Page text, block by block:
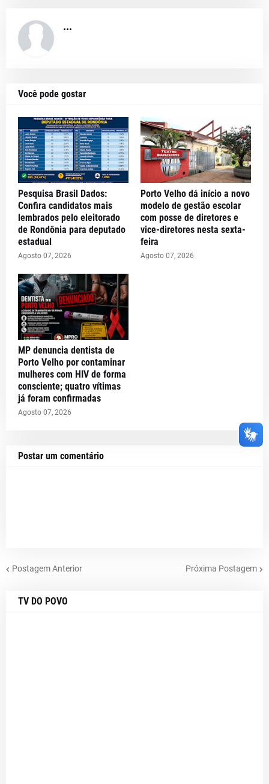
...
Você pode gostar
Pesquisa Brasil Dados:
Confira candidatos mais
lembrados pelo eleitorado
de Rondônia para deputado
estadual
Agosto 07, 2026
Porto Velho dá início a novo
modelo de gestão escolar
com posse de diretores e
vice-diretores nesta sexta-
feira
Agosto 07, 2026
MP denuncia dentista de
Porto Velho por contaminar
mulheres com HIV de forma
consciente; quatro vítimas
já foram confirmadas
Agosto 07, 2026
Postar um comentário
Postagem Anterior Próxima Postagem
TV DO POVO